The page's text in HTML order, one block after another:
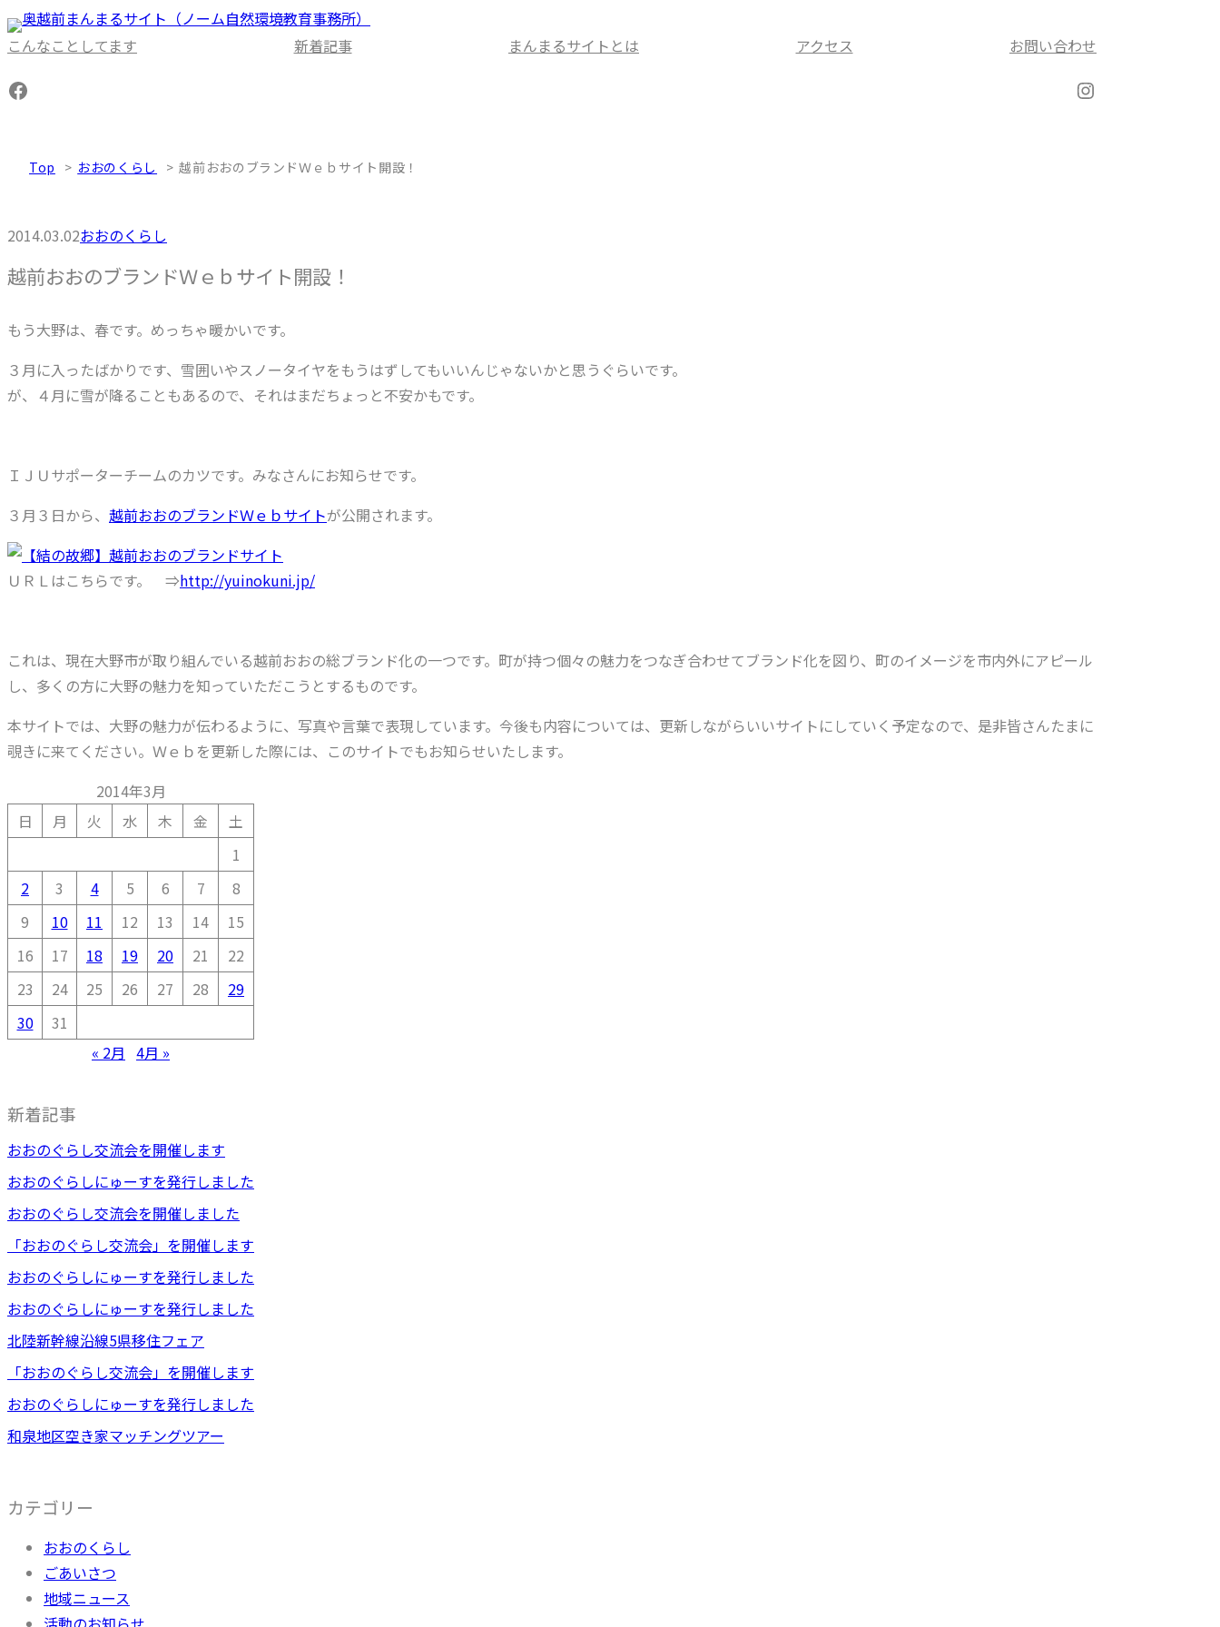
内
容
ス
こんなことしてます 新着記事 まんまるサイトとは アクセス お問い合わせ
Facebook Instagram
Top おおのくらし 越前おおのブランドＷｅｂサイト開設！
2014.03.02おおのくらし
越前おおのブランドＷｅｂサイト開設！
もう大野は、春です。めっちゃ暖かいです。
３月に入ったばかりです、雪囲いやスノータイヤをもうはずしてもいいんじゃないかと思うぐらいです。
が、４月に雪が降ることもあるので、それはまだちょっと不安かもです。
ＩＪＵサポーターチームのカツです。みなさんにお知らせです。
３月３日から、 越前おおのブランドＷｅｂサイトが公開されます。
ＵＲＬはこちらです。 ⇒http://yuinokuni.jp/
これは、現在大野市が取り組んでいる越前おおの総ブランド化の一つです。町が持つ個々の魅力をつなぎ合わせてブランド化を図り、町のイメージを市内外にアピール
し、多くの方に大野の魅力を知っていただこうとするものです。
本サイトでは、大野の魅力が伝わるように、写真や言葉で表現しています。今後も内容については、更新しながらいいサイトにしていく予定なので、是非皆さんたまに
覗きに来てください。Ｗｅｂを更新した際には、このサイトでもお知らせいたします。
2014年3月
日
月 火 水 木 金
土
1
2
3 4 5 6 7
8
9
10 11 12 13 14
15
16
17 18 19 20 21
22
23
24 25 26 27 28
29
30
31
« 2月 4月 »
新着記事
おおのぐらし交流会を開催します
おおのぐらしにゅーすを発行しました
おおのぐらし交流会を開催しました
「おおのぐらし交流会」を開催します
おおのぐらしにゅーすを発行しました
おおのぐらしにゅーすを発行しました
北陸新幹線沿線5県移住フェア
「おおのぐらし交流会」を開催します
おおのぐらしにゅーすを発行しました
和泉地区空き家マッチングツアー
カテゴリー
おおのくらし
ごあいさつ
地域ニュース